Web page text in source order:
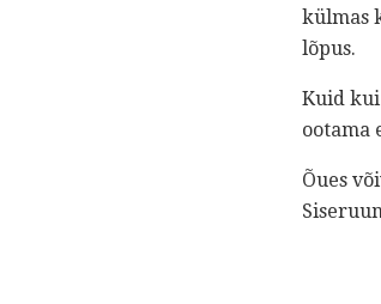
külmas
lõpus.
Kuid
ootama
Õues